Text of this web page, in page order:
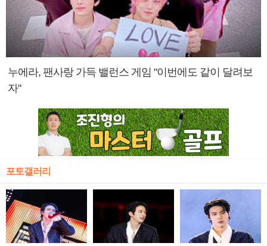
누에라, 팬사랑 가득 밸런스 게임 "이번에도 같이 달려보
자"
포토갤러리